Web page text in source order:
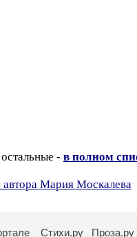
- в полном
автора Мария Москалева
Стихи.ру Проза.ру